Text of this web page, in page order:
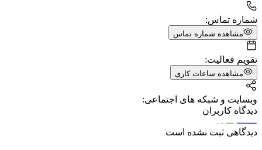
شماره تماس:
مشاهده شماره تماس
تقویم فعالیت:
مشاهده ساعات کاری
وبسایت و شبکه های اجتماعی:
دیدگاه کاربران
دیدگاهی ثبت نشده است